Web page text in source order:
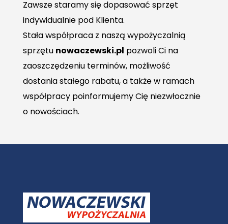
Zawsze staramy się dopasować sprzęt
indywidualnie pod Klienta.
Stała współpraca z naszą wypożyczalnią
sprzętu nowaczewski.pl pozwoli Ci na
zaoszczędzeniu terminów, możliwość
dostania stałego rabatu, a także w ramach
współpracy poinformujemy Cię niezwłocznie
o nowościach.